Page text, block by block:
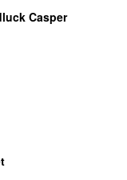
Casper